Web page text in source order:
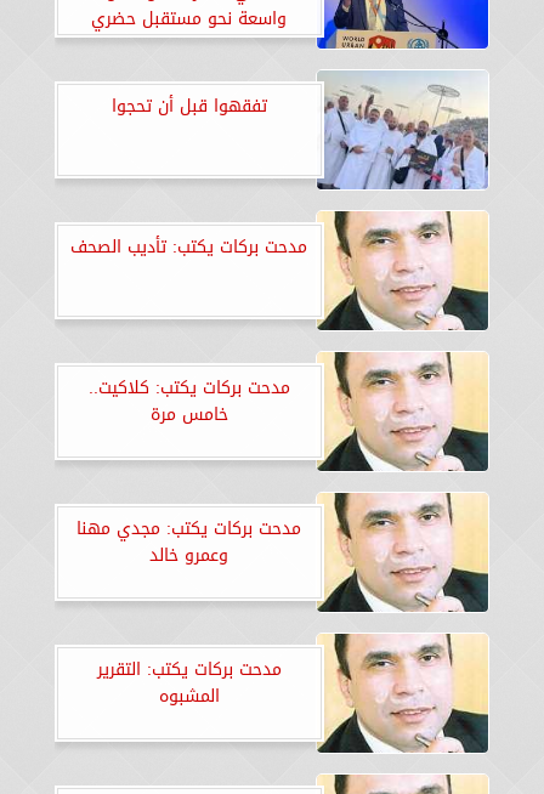
واسعة نحو مستقبل حضري
مستدام.. «صور»
تفقهوا قبل أن تحجوا
مدحت بركات يكتب: تأديب الصحف
مدحت بركات يكتب: كلاكيت..
خامس مرة
مدحت بركات يكتب: مجدي مهنا
وعمرو خالد
مدحت بركات يكتب: التقرير
المشبوه